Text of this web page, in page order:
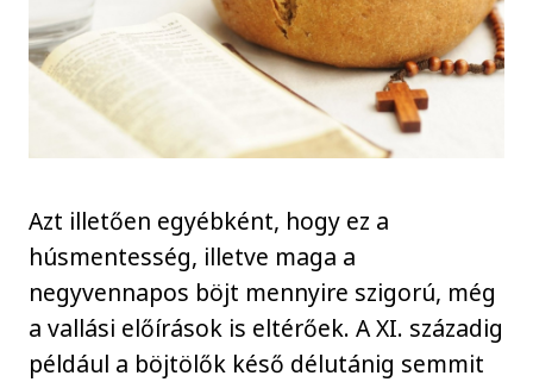
Azt illetően egyébként, hogy ez a
húsmentesség, illetve maga a
negyvennapos böjt mennyire szigorú, még
a vallási előírások is eltérőek. A XI. századig
például a böjtölők késő délutánig semmit